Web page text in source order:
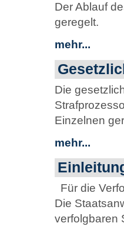
Der Ablauf
geregelt.
mehr...
Die
Einzelnen
mehr...
Für die
Die
verfolgbaren